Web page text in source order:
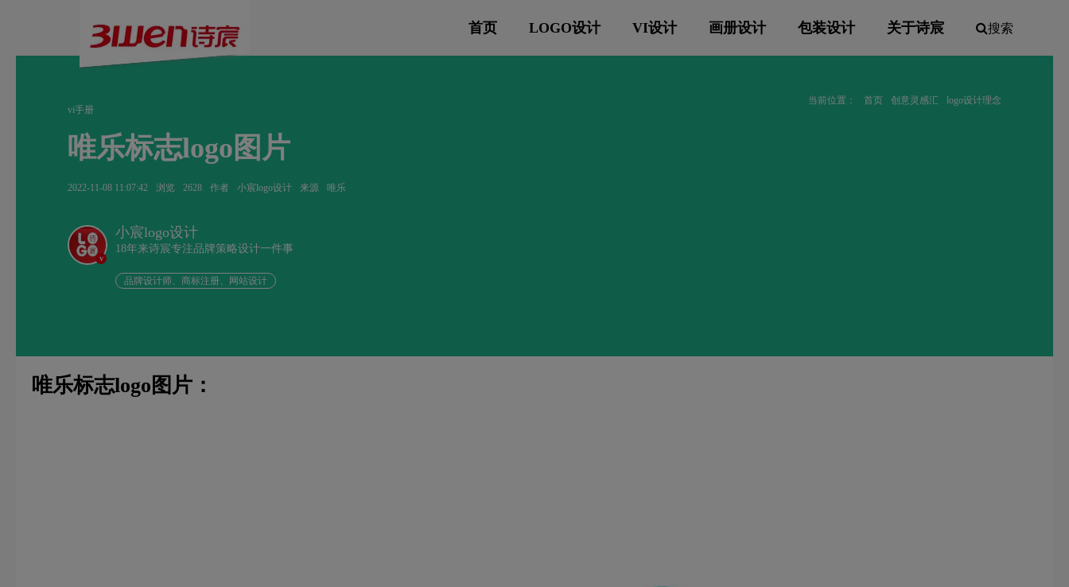
首页 LOGO设计 VI设计 画册设计 包装设计 关于诗宸 搜索
当前位置： 首页 创意灵感汇
logo设计理念
vi手册
唯乐标志logo图片
2022-11-08 11:07:42 浏览 2628 作者 小宸logo设计 来源 唯乐
v
小宸logo设计
18年来诗宸专注品牌策略设计一件事
品牌设计师、商标注册、网站设计
唯乐标志logo图片：